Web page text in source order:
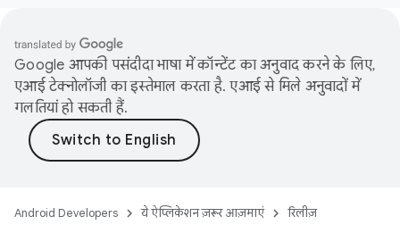
Google आपकी पसंदीदा भाषा में कॉन्टेंट का अनुवाद करने के लिए,
एआई टेक्नोलॉजी का इस्तेमाल करता है. एआई से मिले अनुवादों में
गलतियां हो सकती हैं.
Android Developers ये ऐप्लिकेशन ज़रूर आज़माएं रिलीज़